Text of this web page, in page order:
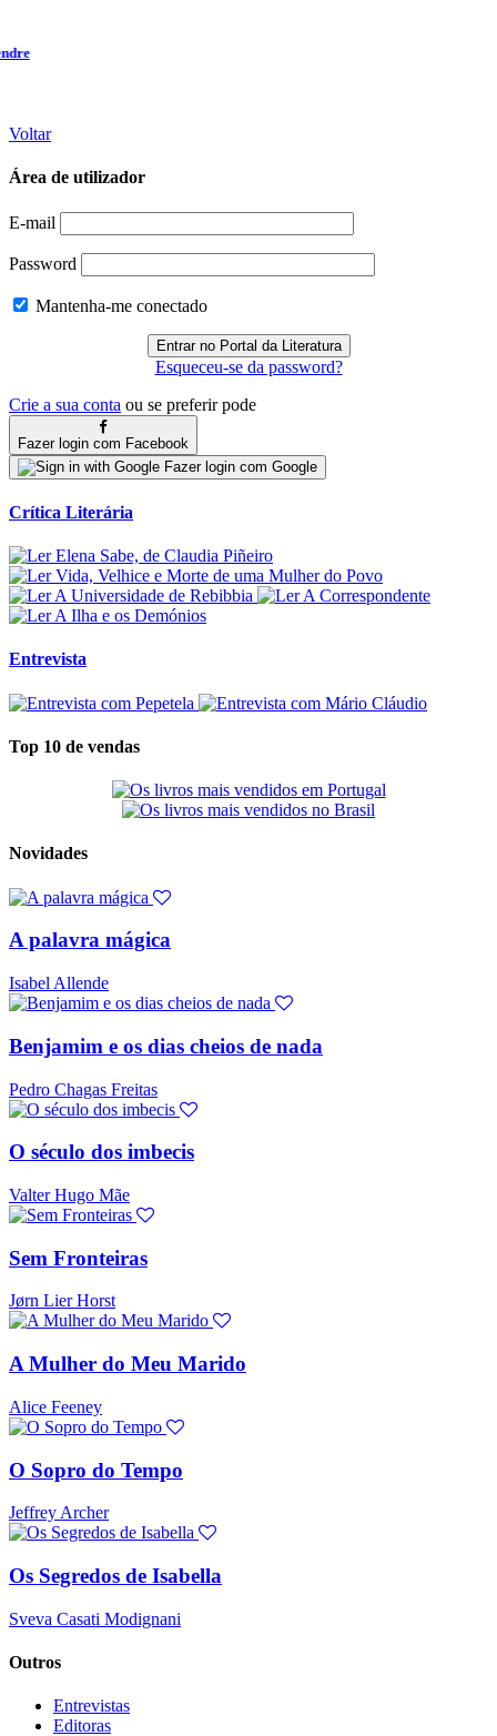
Voltar
Área de utilizador
E-mail
Password
Mantenha-me conectado
Esqueceu-se da password?
Crie a sua conta ou se preferir pode
Fazer login com Facebook
Fazer login com Google
Crítica Literária
Entrevista
Top 10 de vendas
Novidades
A palavra mágica
Isabel Allende
Benjamim e os dias cheios de nada
Pedro Chagas Freitas
O século dos imbecis
Valter Hugo Mãe
Sem Fronteiras
Jørn Lier Horst
A Mulher do Meu Marido
Alice Feeney
O Sopro do Tempo
Jeffrey Archer
Os Segredos de Isabella
Sveva Casati Modignani
Outros
Entrevistas
Editoras